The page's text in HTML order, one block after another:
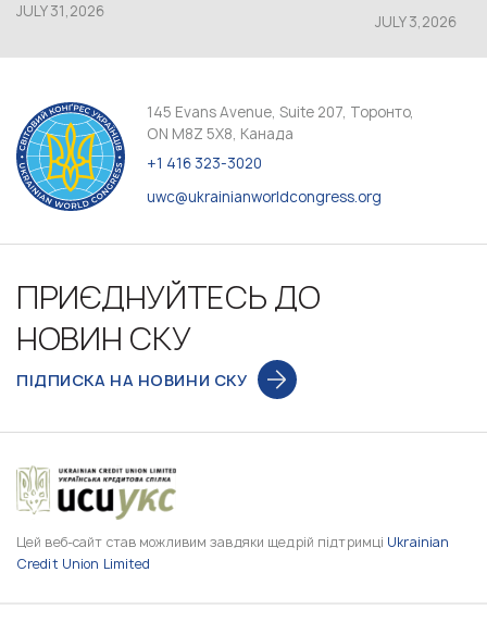
JULY 31,2026
JULY 3,2026
145 Evans Avenue, Suite 207, Торонто,
ON M8Z 5X8, Канада
+1 416 323-3020
uwc@ukrainianworldcongress.org
ПРИЄДНУЙТЕСЬ ДО
НОВИН СКУ
ПІДПИСКА НА НОВИНИ СКУ
Цей веб-сайт став можливим завдяки щедрій підтримці Ukrainian
Credit Union Limited